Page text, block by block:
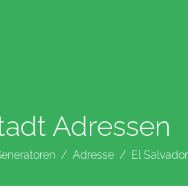
Adressen
Adresse El Salvador